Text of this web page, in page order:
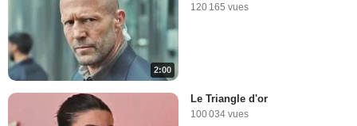
2:00
120 165 vues
Le Triangle d'or
100 034 vues